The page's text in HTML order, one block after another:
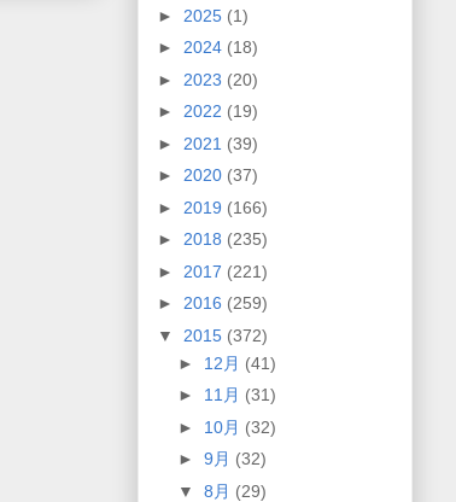
► 2025 (1)
► 2024 (18)
► 2023 (20)
► 2022 (19)
► 2021 (39)
► 2020 (37)
► 2019 (166)
► 2018 (235)
► 2017 (221)
► 2016 (259)
▼ 2015 (372)
► 12月 (41)
► 11月 (31)
► 10月 (32)
► 9月 (32)
▼ 8月 (29)